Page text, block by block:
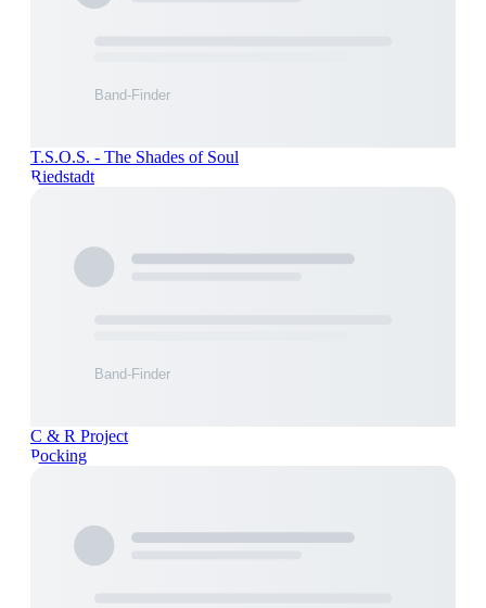
T.S.O.S. - The Shades of Soul
Riedstadt
C & R Project
Pocking